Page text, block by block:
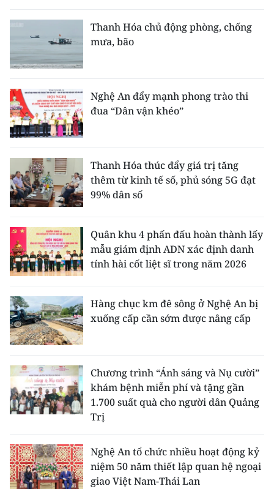
Thanh Hóa chủ động phòng, chống
mưa, bão
Nghệ An đẩy mạnh phong trào thi
đua “Dân vận khéo”
Thanh Hóa thúc đẩy giá trị tăng
thêm từ kinh tế số, phủ sóng 5G đạt
99% dân số
Quân khu 4 phấn đấu hoàn thành lấy
mẫu giám định ADN xác định danh
tính hài cốt liệt sĩ trong năm 2026
Hàng chục km đê sông ở Nghệ An bị
xuống cấp cần sớm được nâng cấp
Chương trình “Ánh sáng và Nụ cười”
khám bệnh miễn phí và tặng gần
1.700 suất quà cho người dân Quảng
Trị
Nghệ An tổ chức nhiều hoạt động kỷ
niệm 50 năm thiết lập quan hệ ngoại
giao Việt Nam-Thái Lan